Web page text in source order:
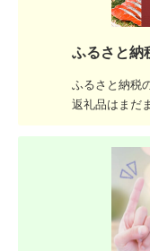
ふるさと納
ふるさと納税
返礼品はまだ